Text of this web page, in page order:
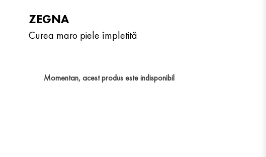
ZEGNA
Curea maro piele împletită
Momentan, acest produs este indisponibil